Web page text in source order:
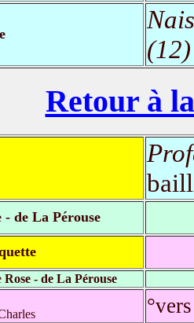
(12)
Retour à
- de La Pérouse
Rose - de La Pérouse